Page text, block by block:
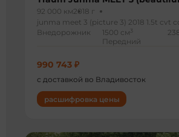
92 000 км2018 г
junma meet 3 (picture 3) 2018 1.5t cvt
Внедорожник
1500 см 3
Передний
990 743 ₽
с доставкой во Владивосток
расшифровка цены